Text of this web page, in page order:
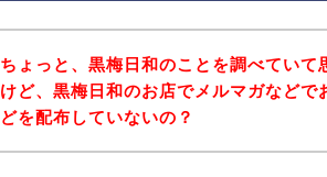
ちょっと、黒梅日和のことを調べていて
けど、黒梅日和のお店でメルマガなどで
どを配布していないの？